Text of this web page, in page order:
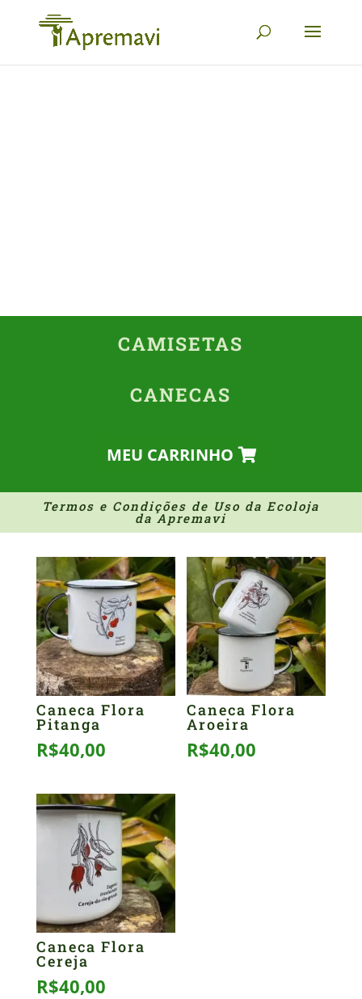
CAMISETAS
CANECAS
MEU CARRINHO
Termos e Condições de Uso da Ecoloja
da Apremavi
Caneca Flora
Pitanga
R$40,00
Caneca Flora
Aroeira
R$40,00
Caneca Flora
Cereja
R$40,00